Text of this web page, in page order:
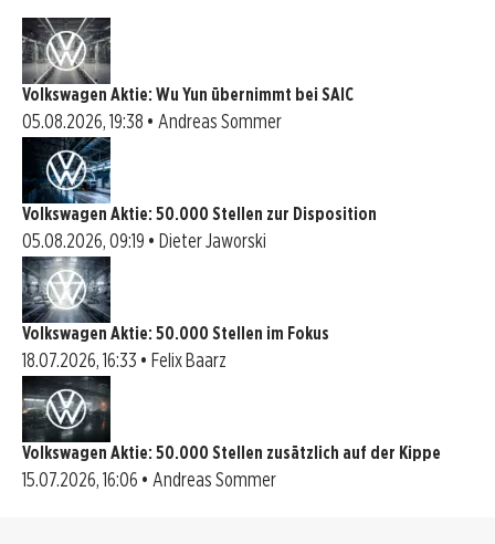
Volkswagen Aktie: Wu Yun übernimmt bei SAIC
05.08.2026, 19:38 • Andreas Sommer
Volkswagen Aktie: 50.000 Stellen zur Disposition
05.08.2026, 09:19 • Dieter Jaworski
Volkswagen Aktie: 50.000 Stellen im Fokus
18.07.2026, 16:33 • Felix Baarz
Volkswagen Aktie: 50.000 Stellen zusätzlich auf der Kippe
15.07.2026, 16:06 • Andreas Sommer